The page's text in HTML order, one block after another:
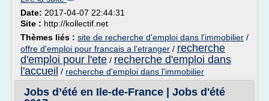
Date: 2017-04-07 22:44:31
Site : http://kollectif.net
Thèmes liés : site de recherche d'emploi dans l'immobilier /
offre d'emploi pour francais a l'etranger / recherche
d'emploi pour l'ete / recherche d'emploi dans
l'accueil / recherche d'emploi dans l'immobilier
Jobs d’été en Ile-de-France | Jobs d'été